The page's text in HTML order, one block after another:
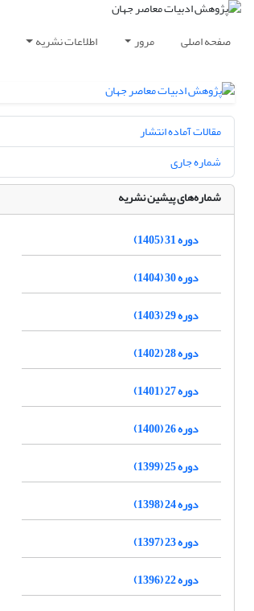
صفحه اصلی مرور اطلاعات نشریه
مقالات آماده انتشار
شماره جاری
شماره‌های پیشین نشریه
دوره 31 (1405)
دوره 30 (1404)
دوره 29 (1403)
دوره 28 (1402)
دوره 27 (1401)
دوره 26 (1400)
دوره 25 (1399)
دوره 24 (1398)
دوره 23 (1397)
دوره 22 (1396)